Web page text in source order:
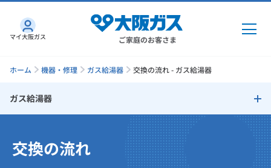
ご家庭のお客さま
ガス・電気トップ
インターネット
マイ大阪ガス
ホーム 機器・修理 ガス給湯器 交換の流れ - ガス給湯器
ガス給湯器
交換の流れ